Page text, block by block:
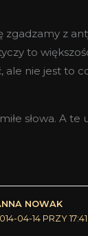
zgadzamy z
to
ale nie jest to
słowa. A
NOWAK
04-14 PRZY 17:41